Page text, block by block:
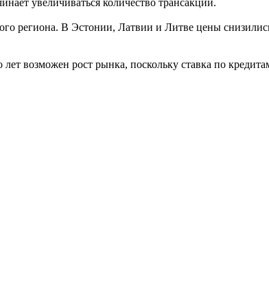
региона. В Эстонии, Латвии и Литве цены
возможен рост рынка, поскольку ставка по